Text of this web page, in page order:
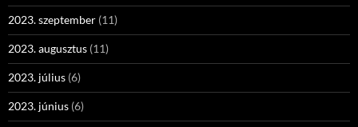
2023. szeptember (11)
2023. augusztus (11)
2023. július (6)
2023. június (6)